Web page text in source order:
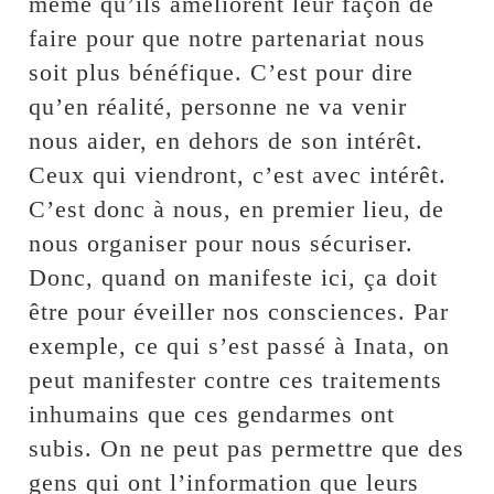
faire pour que notre partenariat nous
soit plus bénéfique. C’est pour dire
qu’en réalité, personne ne va venir
nous aider, en dehors de son intérêt.
Ceux qui viendront, c’est avec intérêt.
C’est donc à nous, en premier lieu, de
nous organiser pour nous sécuriser.
Donc, quand on manifeste ici, ça doit
être pour éveiller nos consciences. Par
exemple, ce qui s’est passé à Inata, on
peut manifester contre ces traitements
inhumains que ces gendarmes ont
subis. On ne peut pas permettre que des
gens qui ont l’information que leurs